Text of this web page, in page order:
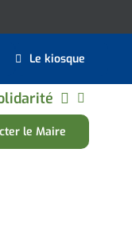
Le kiosque
le Maire